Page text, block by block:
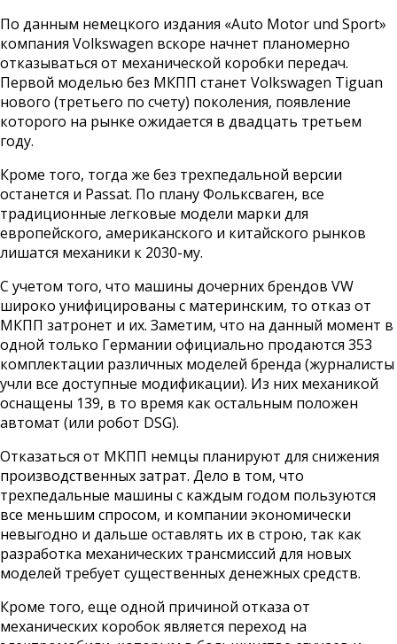
По данным немецкого издания «Auto Motor und Sport»
компания Volkswagen вскоре начнет планомерно
отказываться от механической коробки передач.
Первой моделью без МКПП станет Volkswagen Tiguan
нового (третьего по счету) поколения, появление
которого на рынке ожидается в двадцать третьем
году.
Кроме того, тогда же без трехпедальной версии
останется и Passat. По плану Фольксваген, все
традиционные легковые модели марки для
европейского, американского и китайского рынков
лишатся механики к 2030-му.
С учетом того, что машины дочерних брендов VW
широко унифицированы с материнским, то отказ от
МКПП затронет и их. Заметим, что на данный момент в
одной только Германии официально продаются 353
комплектации различных моделей бренда (журналисты
учли все доступные модификации). Из них механикой
оснащены 139, в то время как остальным положен
автомат (или робот DSG).
Отказаться от МКПП немцы планируют для снижения
производственных затрат. Дело в том, что
трехпедальные машины с каждым годом пользуются
все меньшим спросом, и компании экономически
невыгодно и дальше оставлять их в строю, так как
разработка механических трансмиссий для новых
моделей требует существенных денежных средств.
Кроме того, еще одной причиной отказа от
механических коробок является переход на